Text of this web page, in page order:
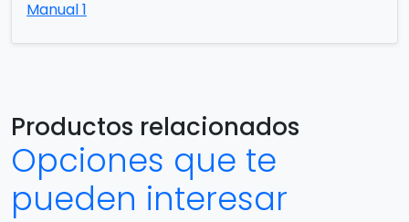
Manual 1
Productos relacionados
Opciones que te
pueden interesar